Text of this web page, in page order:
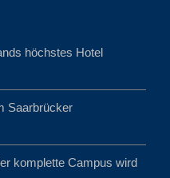
höchstes Hotel
Saarbrücker
komplette Campus wird